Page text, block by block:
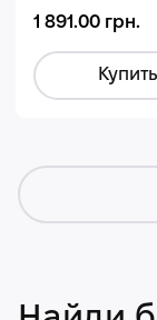
1 891.00 грн.
Купить